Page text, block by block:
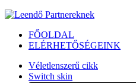
FŐOLDAL
ELÉRHETŐSÉGEINK
Véletlenszerű cikk
Switch skin